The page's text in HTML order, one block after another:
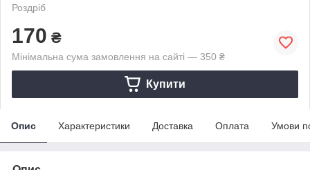
Роздріб
170 ₴
Мінімальна сума замовлення на сайті — 350 ₴
Купити
Опис Характеристики Доставка Оплата Умови